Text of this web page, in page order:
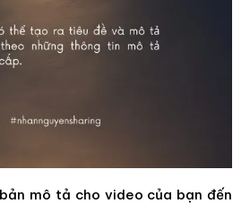
mô tả cho video của bạn đến